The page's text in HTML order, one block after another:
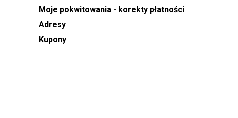
Moje pokwitowania - korekty płatności
Adresy
Kupony